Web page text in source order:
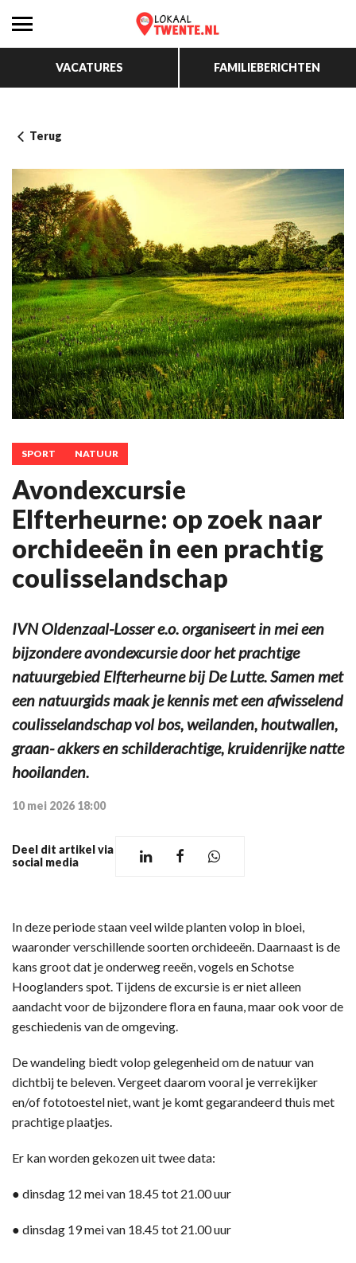
VACATURES FAMILIEBERICHTEN
Terug
SPORT NATUUR
Avondexcursie
Elfterheurne: op zoek naar
orchideeën in een prachtig
coulisselandschap
IVN Oldenzaal-Losser e.o. organiseert in mei een
bijzondere avondexcursie door het prachtige
natuurgebied Elfterheurne bij De Lutte. Samen met
een natuurgids maak je kennis met een afwisselend
coulisselandschap vol bos, weilanden, houtwallen,
graan- akkers en schilderachtige, kruidenrijke natte
hooilanden.
10 mei 2026 18:00
Deel dit artikel via
social media
In deze periode staan veel wilde planten volop in bloei,
waaronder verschillende soorten orchideeën. Daarnaast is de
kans groot dat je onderweg reeën, vogels en Schotse
Hooglanders spot. Tijdens de excursie is er niet alleen
aandacht voor de bijzondere flora en fauna, maar ook voor de
geschiedenis van de omgeving.
De wandeling biedt volop gelegenheid om de natuur van
dichtbij te beleven. Vergeet daarom vooral je verrekijker
en/of fototoestel niet, want je komt gegarandeerd thuis met
prachtige plaatjes.
Er kan worden gekozen uit twee data:
● dinsdag 12 mei van 18.45 tot 21.00 uur
● dinsdag 19 mei van 18.45 tot 21.00 uur